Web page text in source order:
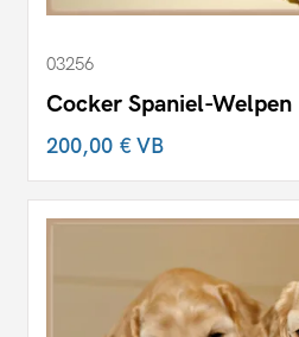
03256
Cocker Spaniel-Welpen
200,00 €VB